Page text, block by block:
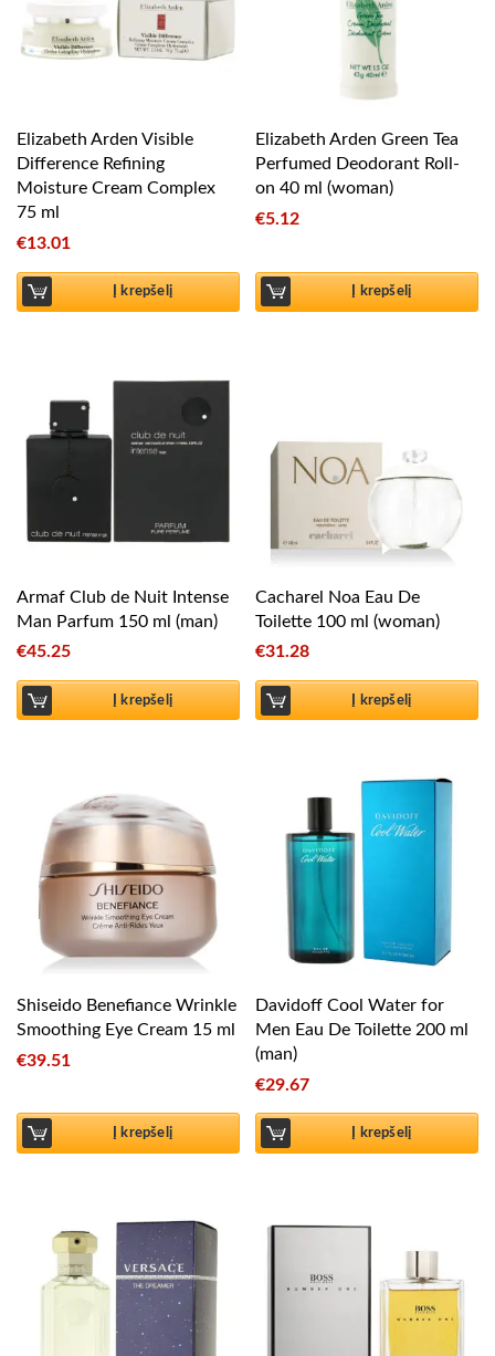
Elizabeth Arden Visible
Difference Refining
Moisture Cream Complex
75 ml
€13.01
Į krepšelį
Elizabeth Arden Green Tea
Perfumed Deodorant Roll-
on 40 ml (woman)
€5.12
Į krepšelį
Armaf Club de Nuit Intense
Man Parfum 150 ml (man)
€45.25
Į krepšelį
Cacharel Noa Eau De
Toilette 100 ml (woman)
€31.28
Į krepšelį
Shiseido Benefiance Wrinkle
Smoothing Eye Cream 15 ml
€39.51
Į krepšelį
Davidoff Cool Water for
Men Eau De Toilette 200 ml
(man)
€29.67
Į krepšelį